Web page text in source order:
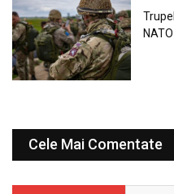
Cele Mai Comentate